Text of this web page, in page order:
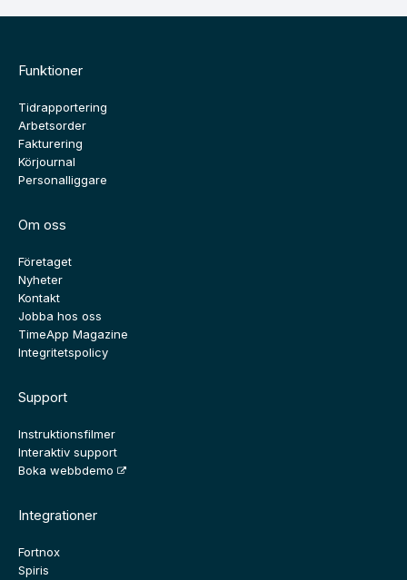
Funktioner
Tidrapportering
Arbetsorder
Fakturering
Körjournal
Personalliggare
Om oss
Företaget
Nyheter
Kontakt
Jobba hos oss
TimeApp Magazine
Integritetspolicy
Support
Instruktionsfilmer
Interaktiv support
Boka webbdemo
Integrationer
Fortnox
Spiris